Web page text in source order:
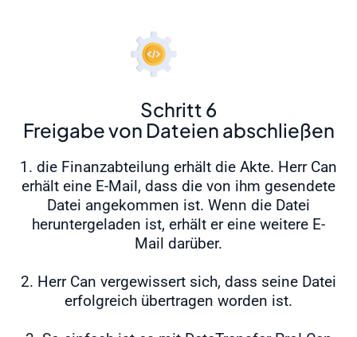
Schritt 6
Freigabe von Dateien abschließen
1. die Finanzabteilung erhält die Akte. Herr Can
erhält eine E-Mail, dass die von ihm gesendete
Datei angekommen ist. Wenn die Datei
heruntergeladen ist, erhält er eine weitere E-
Mail darüber.
2. Herr Can vergewissert sich, dass seine Datei
erfolgreich übertragen worden ist.